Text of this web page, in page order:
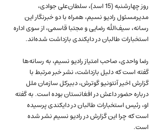
روز چهارشنبه (15 اسد)، سلطان‌علی جوادی،
مدیرمسئول رادیو نسیم، همراه با دو خبرنگار این
رسانه، سیف‌الله رضایی و مجتبا قاسمی، از سوی اداره
استخبارات طالبان در دایکندی بازداشت شده‌اند.
رضا واحدی، صاحب امتیاز رادیو نسیم، به رسانه‌ها
گفته است که دلیل بازداشت، نشر خبر مرتبط با
گزارش اخیر آنتونیو گوترش، دبیرکل سازمان ملل
درباره حضور داعش در افغانستان بوده است. به گفته
او، رئیس استخبارات طالبان در دایکندی پرسیده
است که چرا این گزارش در رادیو نسیم نشر شده
است.